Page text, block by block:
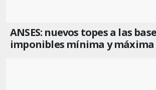
ANSES: nuevos topes a las
imponibles mínima y máxima